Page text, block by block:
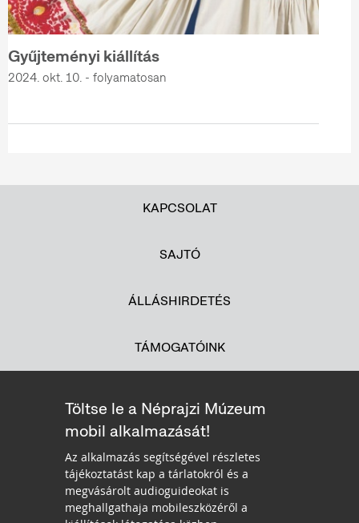
Gyűjteményi kiállítás
2024. okt. 10. - folyamatosan
KAPCSOLAT
SAJTÓ
ÁLLÁSHIRDETÉS
TÁMOGATÓINK
Töltse le a Néprajzi Múzeum
mobil alkalmazását!
Az alkalmazás segítségével részletes
tájékoztatást kap a tárlatokról és a
megvásárolt audioguideokat is
meghallgathaja mobileszközéről a